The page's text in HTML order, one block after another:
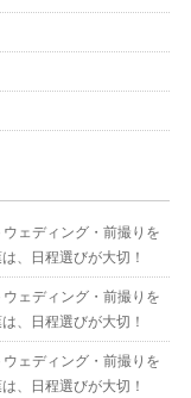
ェディング・前撮りを
、日程選びが大切！
ェディング・前撮りを
、日程選びが大切！
ェディング・前撮りを
、日程選びが大切！